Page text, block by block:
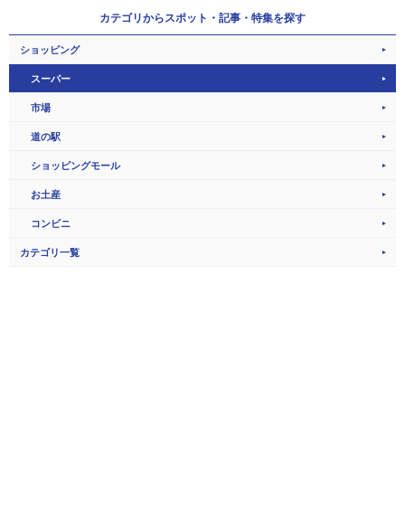
カテゴリからスポット・記事・特集を探す
ショッピング
スーパー
市場
道の駅
ショッピングモール
お土産
コンビニ
カテゴリ一覧